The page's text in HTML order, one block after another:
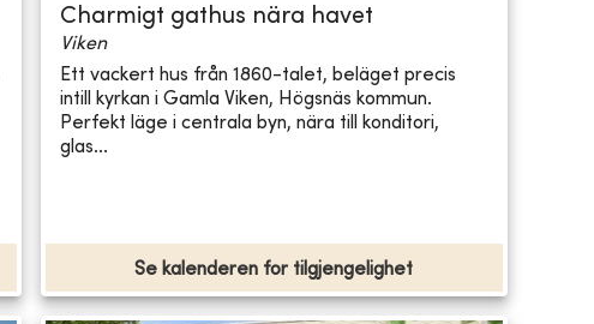
Charmigt gathus nära havet
Viken
Ett vackert hus från 1860-talet, beläget precis
intill kyrkan i Gamla Viken, Högsnäs kommun.
Perfekt läge i centrala byn, nära till konditori,
glas...
Se kalenderen for tilgjengelighet